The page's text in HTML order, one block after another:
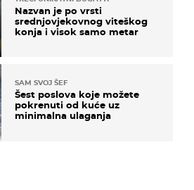
Nazvan je po vrsti
srednjovjekovnog viteškog
konja i visok samo metar
SAM SVOJ ŠEF
Šest poslova koje možete
pokrenuti od kuće uz
minimalna ulaganja